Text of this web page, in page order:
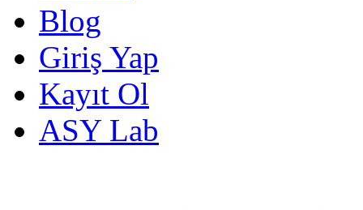
Blog
Giriş Yap
Kayıt Ol
ASY Lab